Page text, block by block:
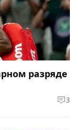
разряде
3